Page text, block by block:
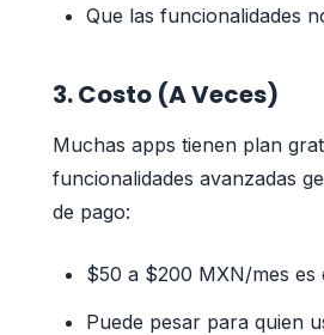
Que las funcionalidades
3. Costo (A Veces)
Muchas apps tienen plan
funcionalidades avanzadas
de pago:
$50 a $200 MXN/mes
Puede pesar para quien